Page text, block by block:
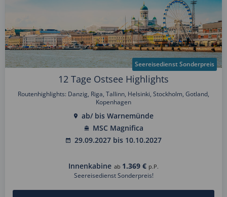
Seereisedienst Sonderpreis
12 Tage Ostsee Highlights
Routenhighlights: Danzig, Riga, Tallinn, Helsinki, Stockholm, Gotland,
Kopenhagen
ab/ bis Warnemünde
MSC Magnifica
29.09.2027 bis 10.10.2027
Innenkabine ab 1.369 € p.P.
Seereisedienst Sonderpreis!